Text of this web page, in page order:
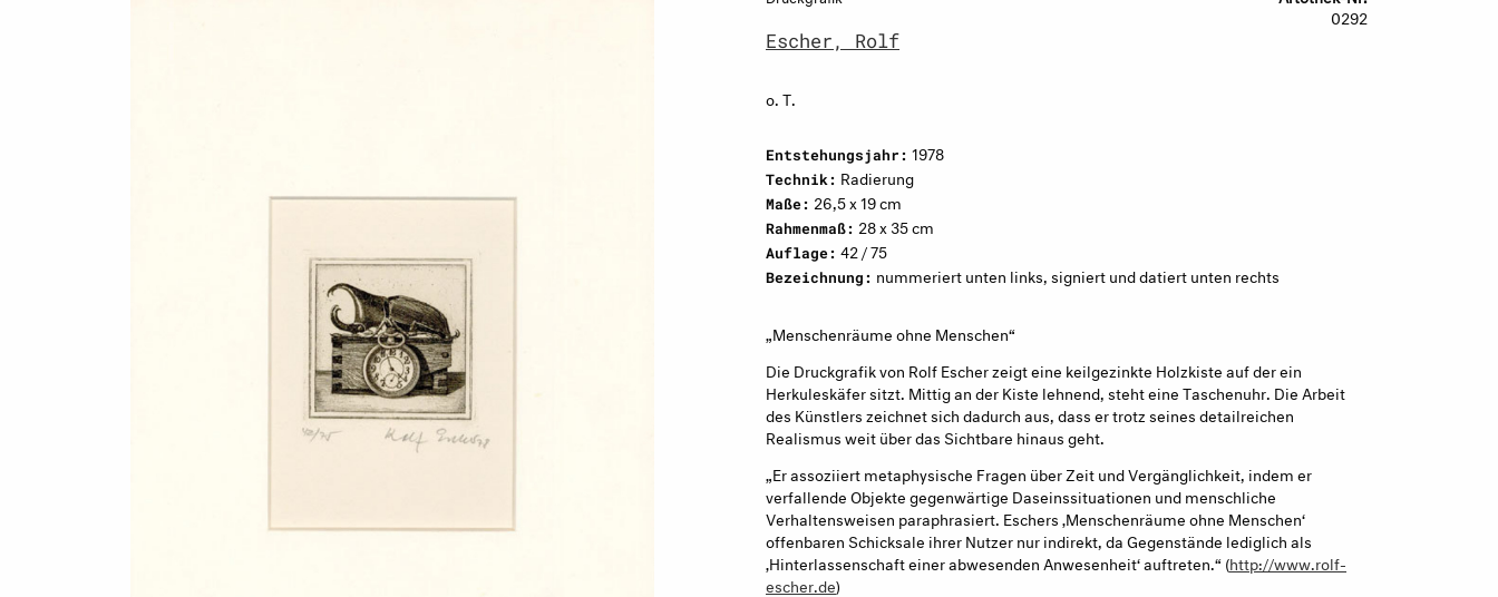
Escher, Rolf
o. T.
0292
Entstehungsjahr: 1978
Technik: Radierung
Maße: 26,5 x 19 cm
Rahmenmaß: 28 x 35 cm
Auflage: 42 / 75
Bezeichnung: nummeriert unten links, signiert und datiert unten rechts
„Menschenräume ohne Menschen“
Die Druckgrafik von Rolf Escher zeigt eine keilgezinkte Holzkiste auf der ein
Herkuleskäfer sitzt. Mittig an der Kiste lehnend, steht eine Taschenuhr. Die Arbeit
des Künstlers zeichnet sich dadurch aus, dass er trotz seines detailreichen
Realismus weit über das Sichtbare hinaus geht.
„Er assoziiert metaphysische Fragen über Zeit und Vergänglichkeit, indem er
verfallende Objekte gegenwärtige Daseinssituationen und menschliche
Verhaltensweisen paraphrasiert. Eschers ‚Menschenräume ohne Menschen‘
offenbaren Schicksale ihrer Nutzer nur indirekt, da Gegenstände lediglich als
‚Hinterlassenschaft einer abwesenden Anwesenheit‘ auftreten.“ (http://www.rolf-
escher.de)